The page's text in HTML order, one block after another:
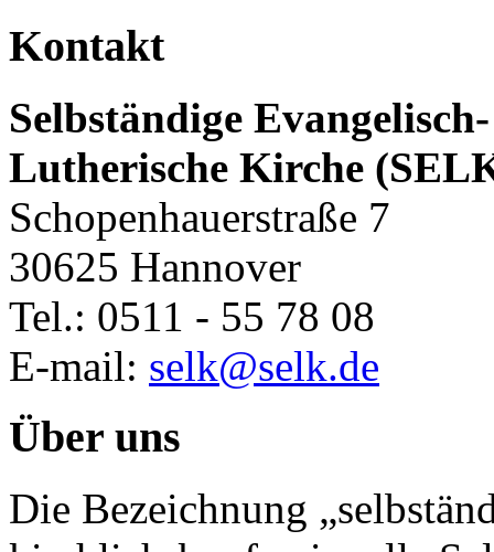
Kontakt
Selbständige Evangelisch-
Lutherische Kirche
Schopenhauerstraße 7
30625 Hannover
Tel.: 0511 - 55 78 08
E-mail: selk@selk.de
Über uns
Die Bezeichnung